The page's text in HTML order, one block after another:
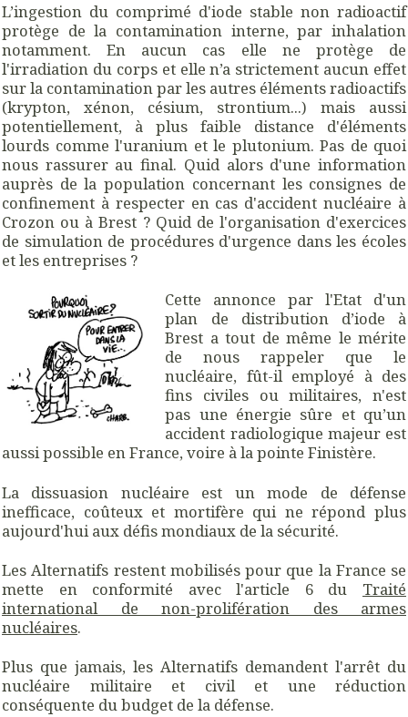
L’ingestion du comprimé d'iode stable non radioactif
protège de la contamination interne, par inhalation
notamment. En aucun cas elle ne protège de
l'irradiation du corps et elle n’a strictement aucun effet
sur la contamination par les autres éléments radioactifs
(krypton, xénon, césium, strontium...) mais aussi
potentiellement, à plus faible distance d'éléments
lourds comme l'uranium et le plutonium. Pas de quoi
nous rassurer au final. Quid alors d'une information
auprès de la population concernant les consignes de
confinement à respecter en cas d'accident nucléaire à
Crozon ou à Brest ? Quid de l'organisation d'exercices
de simulation de procédures d'urgence dans les écoles
et les entreprises ?
Cette annonce par l'Etat d'un
plan de distribution d’iode à
Brest a tout de même le mérite
de nous rappeler que le
nucléaire, fût-il employé à des
fins civiles ou militaires, n'est
pas une énergie sûre et qu’un
accident radiologique majeur est
aussi possible en France, voire à la pointe Finistère.
La dissuasion nucléaire est un mode de défense
inefficace, coûteux et mortifère qui ne répond plus
aujourd'hui aux défis mondiaux de la sécurité.
Les Alternatifs restent mobilisés pour que la France se
mette en conformité avec l'article 6 du Traité
international de non-prolifération des armes
nucléaires.
Plus que jamais, les Alternatifs demandent l'arrêt du
nucléaire militaire et civil et une réduction
conséquente du budget de la défense.